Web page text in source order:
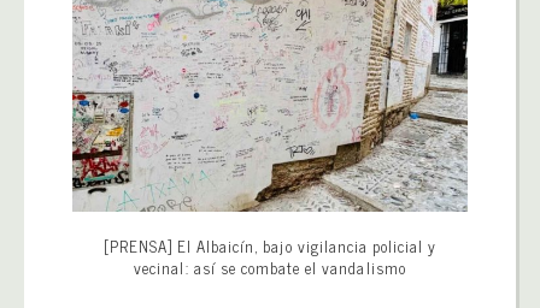
[PRENSA] El Albaicín, bajo vigilancia policial y
vecinal: así se combate el vandalismo